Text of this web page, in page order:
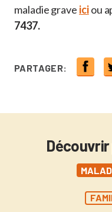
maladie grave iciou
7437.
PARTAGER: